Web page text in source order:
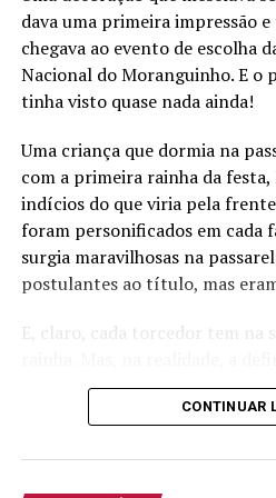
da festa e lamentaram os
que a festa é patrimônio
Princípio.
dava uma primeira impressão
chegava ao evento de escolha
Nacional do Moranguinho. E o
tinha visto quase nada ainda!
Uma criança que dormia na
com a primeira rainha da festa,
indícios do que viria pela
foram personificados em cada
surgia maravilhosas na
postulantes ao título, mas
E, claro, cada torcedor tem na
por sinal de respeito. Muitos
misses e mister,
fácil.
CONTINUAR